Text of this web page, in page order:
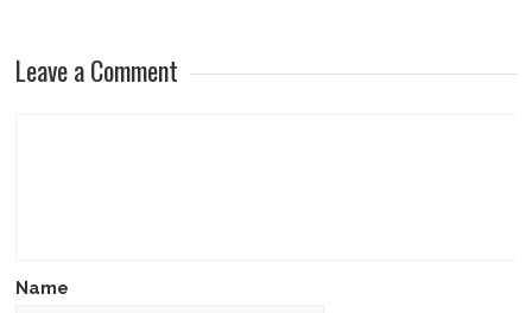
Leave a Comment
Name